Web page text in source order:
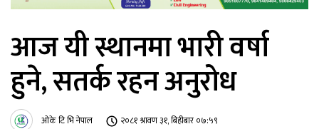
आज यी स्थानमा भारी वर्षा
हुने, सतर्क रहन अनुरोध
ओके टि भि नेपाल २०८१ श्रावण ३१, बिहीबार ०७:५९